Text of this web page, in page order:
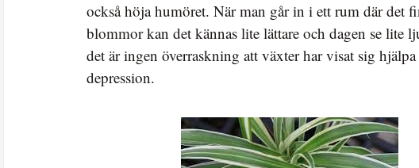
också höja humöret. När man går in i ett rum där det
blommor kan det kännas lite lättare och dagen se lite
det är ingen överraskning att växter har visat sig
depression.